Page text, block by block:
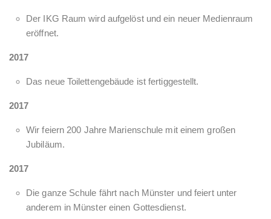
Der IKG Raum wird aufgelöst und ein neuer Medienraum
eröffnet.
2017
Das neue Toilettengebäude ist fertiggestellt.
2017
Wir feiern 200 Jahre Marienschule mit einem großen
Jubiläum.
2017
Die ganze Schule fährt nach Münster und feiert unter
anderem in Münster einen Gottesdienst.